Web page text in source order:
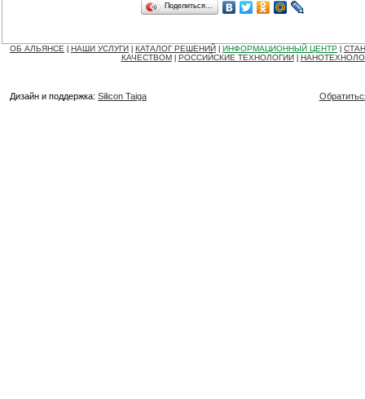
Поделиться…
ОБ АЛЬЯНСЕ НАШИ УСЛУГИ КАТАЛОГ РЕШЕНИЙ ИНФОРМАЦИОННЫЙ ЦЕНТР
КАЧЕСТВОМ
РОССИЙСКИЕ ТЕХНОЛОГИИ
Дизайн и поддержка: Silicon Taiga